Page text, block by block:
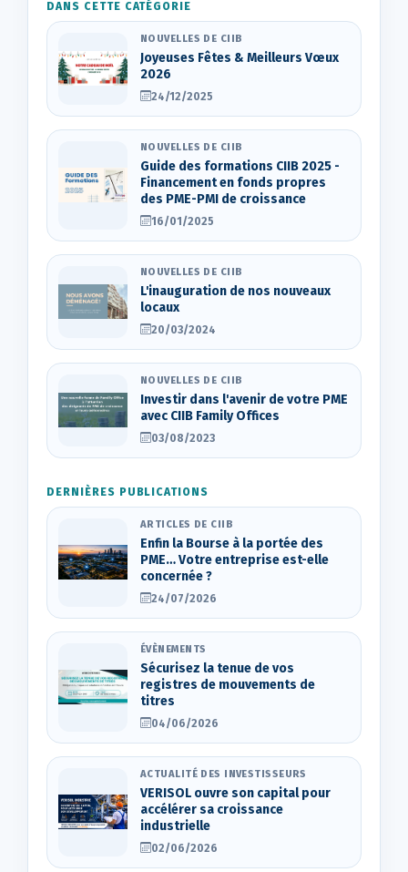
DANS CETTE CATÉGORIE
NOUVELLES DE CIIB
Joyeuses Fêtes & Meilleurs Vœux
2026
24/12/2025
NOUVELLES DE CIIB
Guide des formations CIIB 2025 -
Financement en fonds propres
des PME-PMI de croissance
16/01/2025
NOUVELLES DE CIIB
L'inauguration de nos nouveaux
locaux
20/03/2024
NOUVELLES DE CIIB
Investir dans l'avenir de votre PME
avec CIIB Family Offices
03/08/2023
DERNIÈRES PUBLICATIONS
ARTICLES DE CIIB
Enfin la Bourse à la portée des
PME… Votre entreprise est-elle
concernée ?
24/07/2026
ÉVÈNEMENTS
Sécurisez la tenue de vos
registres de mouvements de
titres
04/06/2026
ACTUALITÉ DES INVESTISSEURS
VERISOL ouvre son capital pour
accélérer sa croissance
industrielle
02/06/2026